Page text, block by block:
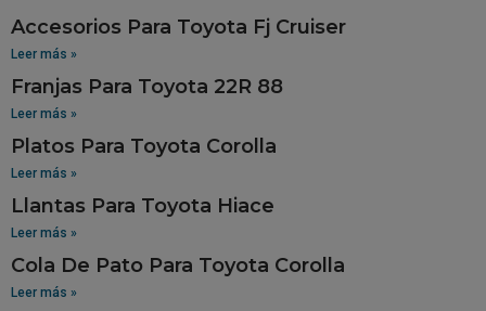
Accesorios Para Toyota Fj Cruiser
Leer más »
Franjas Para Toyota 22R 88
Leer más »
Platos Para Toyota Corolla
Leer más »
Llantas Para Toyota Hiace
Leer más »
Cola De Pato Para Toyota Corolla
Leer más »